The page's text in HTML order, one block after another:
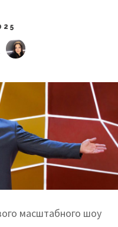
масштабного шоу